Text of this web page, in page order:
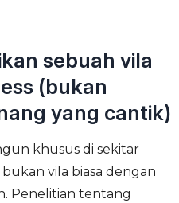
sebuah vila
(bukan
yang cantik)
khusus di sekitar
vila biasa dengan
Penelitian tentang